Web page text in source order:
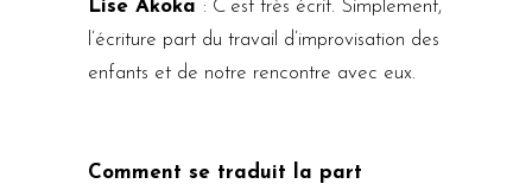
Lise Akoka : C’est très écrit. Simplement,
l’écriture part du travail d’improvisation des
enfants et de notre rencontre avec eux.
Comment se traduit la part